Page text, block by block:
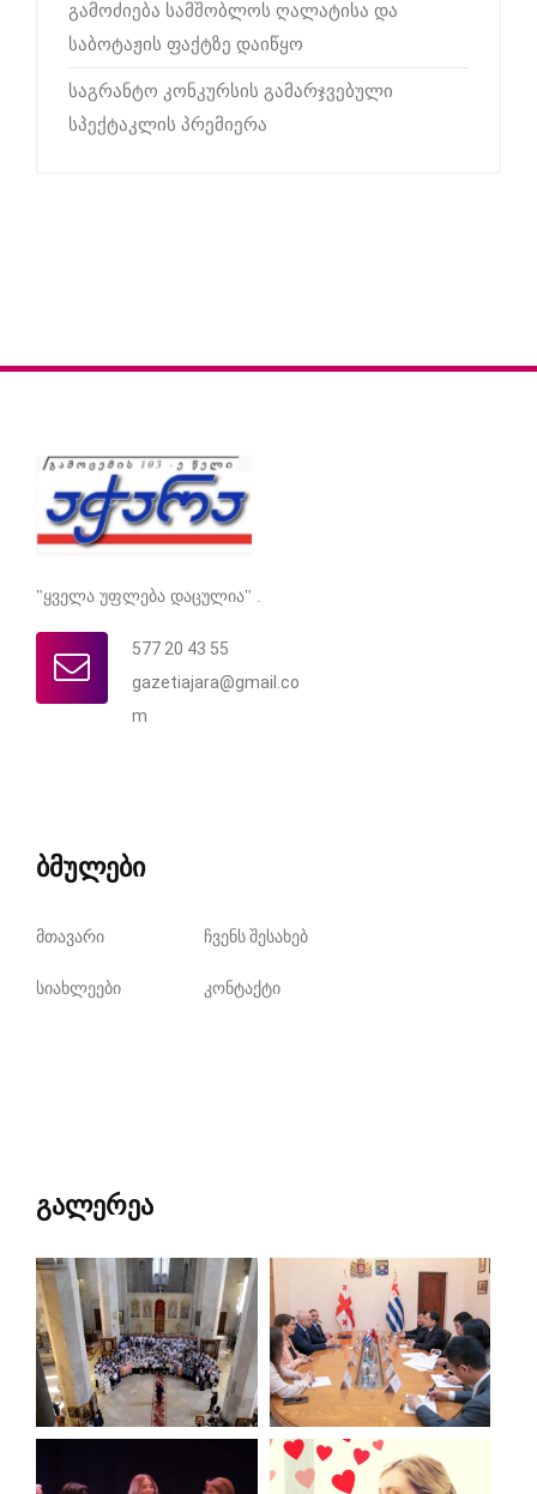
გამოძიება სამშობლოს ღალატისა და
საბოტაჟის ფაქტზე დაიწყო
საგრანტო კონკურსის გამარჯვებული
სპექტაკლის პრემიერა
"ყველა უფლება დაცულია" .
577 20 43 55
gazetiajara@gmail.co
m
ბმულები
მთავარი ჩვენს შესახებ
სიახლეები კონტაქტი
გალერეა